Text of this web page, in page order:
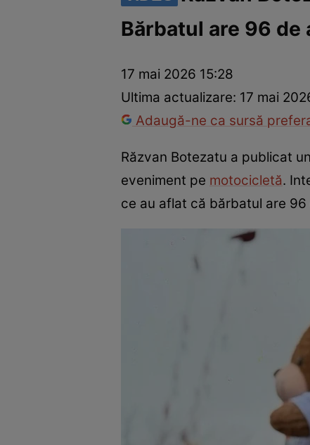
Vedete internaționaleVedete româneștiInterviurile
Bărbatul are 96 de
17 mai 2026 15:28
Ultima actualizare: 17 mai
Adaugă-ne ca sursă
Răzvan Botezatu a publicat
eveniment pe motocicletă.
ce au aflat că bărbatul are 96